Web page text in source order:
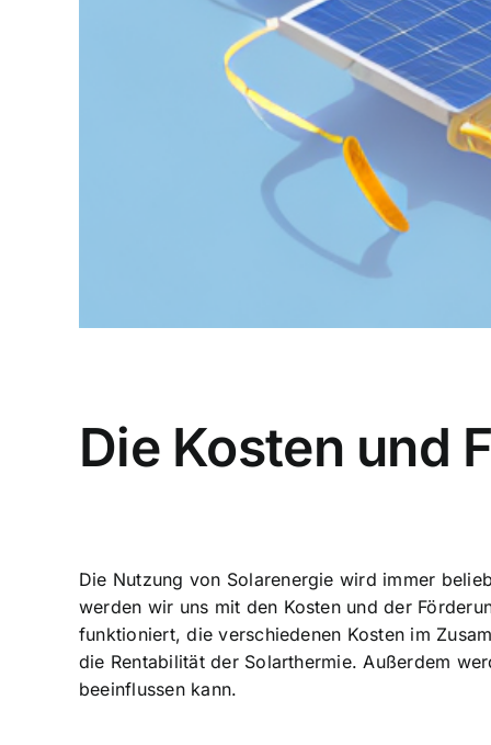
Die Kosten und
Die Nutzung von Solarenergie wird immer
werden wir uns mit den Kosten und der
funktioniert, die verschiedenen Kosten im
die Rentabilität der Solarthermie. Außerdem
beeinflussen kann.